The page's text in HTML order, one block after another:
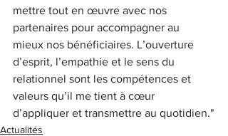
mettre tout en œuvre avec nos
partenaires pour accompagner au
mieux nos bénéficiaires. L’ouverture
d’esprit, l’empathie et le sens du
relationnel sont les compétences et
valeurs qu’il me tient à cœur
d’appliquer et transmettre au quotidien."
Actualités